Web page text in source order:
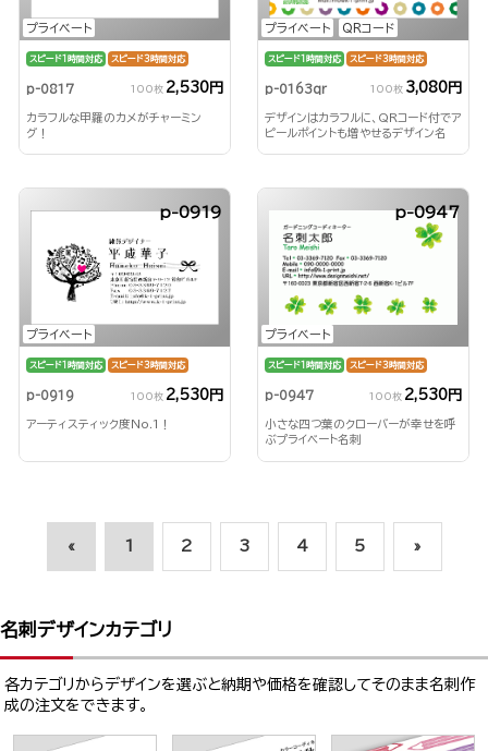
プライベート
スピード1時間対応 スピード3時間対応
p-0817 100枚 2,530円
カラフルな甲羅のカメがチャーミン
グ！
プライベート QRコード
スピード1時間対応 スピード3時間対応
p-0163qr 100枚 3,080円
デザインはカラフルに、QRコード付でア
ピールポイントも増やせるデザイン名
プライベート
p-0919
スピード1時間対応 スピード3時間対応
p-0919 100枚 2,530円
アーティスティック度No.1！
プライベート
p-0947
スピード1時間対応 スピード3時間対応
p-0947 100枚 2,530円
小さな四つ葉のクローバーが幸せを呼
ぶプライベート名刺
« 1 2 3 4 5 »
名刺デザインカテゴリ
各カテゴリからデザインを選ぶと納期や価格を確認してそのまま名刺作
成の注文をできます。